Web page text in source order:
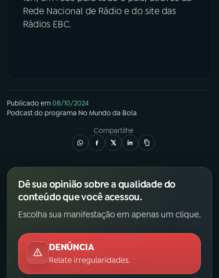
Rede Nacional de Rádio e do site das
Rádios EBC.
Publicado em08/10/2024
Podcastdo programa No Mundo da Bola
Compartilhe
Dê sua opinião sobre a qualidade do
conteúdo que você acessou.
Escolha sua manifestação em apenas um clique.
DENÚNCIA
Relate irregularidades.